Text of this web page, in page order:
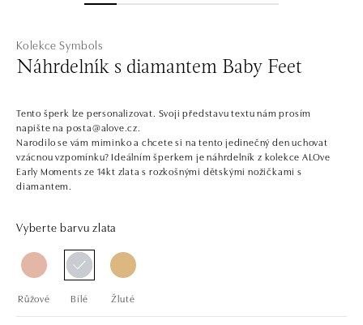
Kolekce Symbols
Náhrdelník s diamantem Baby Feet
Tento šperk lze personalizovat. Svoji představu textu nám prosím
napište na posta@alove.cz.
Narodilo se vám miminko a chcete si na tento jedinečný den uchovat
vzácnou vzpomínku? Ideálním šperkem je náhrdelník z kolekce ALOve
Early Moments ze 14kt zlata s rozkošnými dětskými nožičkami s
diamantem.
Vyberte barvu zlata
Růžové Bílé Žluté